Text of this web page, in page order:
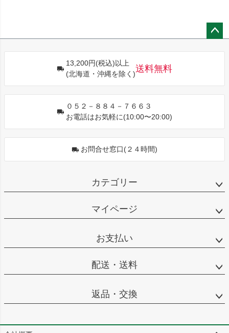
13,200円(税込)以上
(北海道・沖縄を除く)
送料無料
０５２－８８４－７６６３
お電話はお気軽に(10:00〜20:00)
お問合せ窓口(２４時間)
カテゴリー
マイページ
お支払い
配送・送料
返品・交換